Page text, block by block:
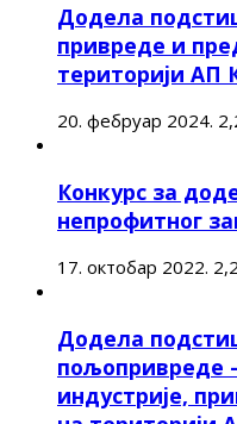
Додела
привреде и
територији АП
20. фебруар 2024.
Конкурс за
непрофитног
17. октобар 2022.
Додела
пољопривреде
индустрије,